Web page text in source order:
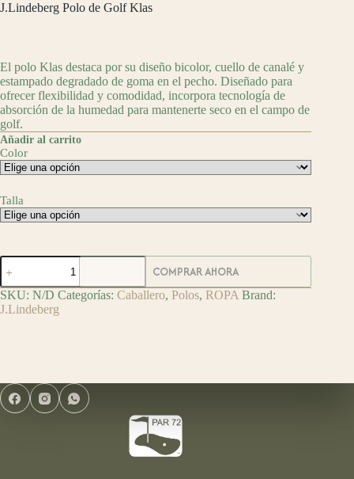
J.Lindeberg Polo de Golf Klas
El polo Klas destaca por su diseño bicolor, cuello de canalé y
estampado degradado de goma en el pecho. Diseñado para
ofrecer flexibilidad y comodidad, incorpora tecnología de
absorción de la humedad para mantenerte seco en el campo de
golf.
Añadir al carrito
Color
Talla
J.Lindeberg
Polo
de
Golf
Klas
COMPRAR AHORA
SKU: N/D Categorías: Caballero, Polos, ROPA Brand:
J.Lindeberg